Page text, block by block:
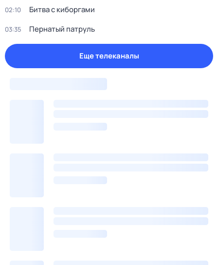
02:10 Битва с киборгами
03:35 Пернатый патруль
Еще телеканалы